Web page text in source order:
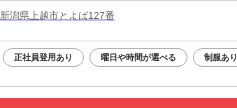
新潟県上越市とよば127番
正社員登用あり 曜日や時間が選べる 制服あり